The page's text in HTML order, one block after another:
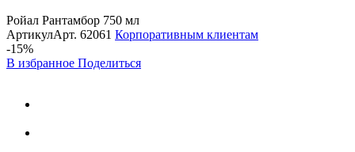
Ройал Рантамбор 750 мл
АртикулАрт. 62061 Корпоративным клиентам
-15%
В избранное Поделиться